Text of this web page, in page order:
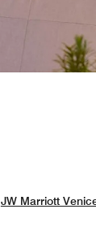
JW Marriott